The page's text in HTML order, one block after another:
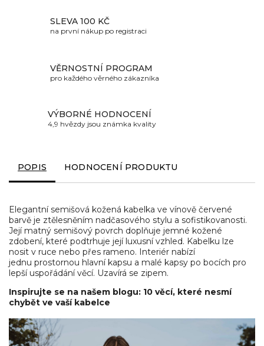
SLEVA 100 KČ
na první nákup po registraci
VĚRNOSTNÍ PROGRAM
pro každého věrného zákazníka
VÝBORNÉ HODNOCENÍ
4,9 hvězdy jsou známka kvality
POPIS HODNOCENÍ PRODUKTU
Elegantní semišová kožená kabelka ve vínově červené
barvě je ztělesněním nadčasového stylu a sofistikovanosti.
Její matný semišový povrch doplňuje jemné kožené
zdobení, které podtrhuje její luxusní vzhled. Kabelku lze
nosit v ruce nebo přes rameno. Interiér nabízí
jednu prostornou hlavní kapsu a malé kapsy po bocích pro
lepší uspořádání věcí. Uzavírá se zipem.
Inspirujte se na našem blogu: 10 věcí, které nesmí
chybět ve vaší kabelce